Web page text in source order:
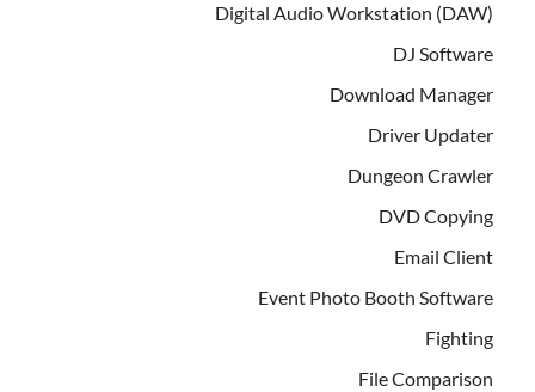
Digital Audio Workstation (DAW)
DJ Software
Download Manager
Driver Updater
Dungeon Crawler
DVD Copying
Email Client
Event Photo Booth Software
Fighting
File Comparison